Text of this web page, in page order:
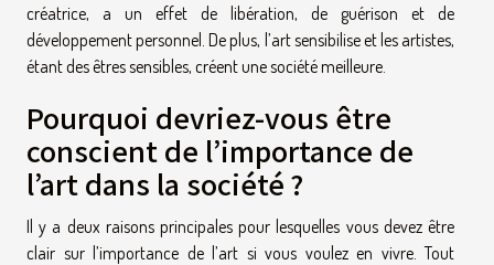
créatrice, a un effet de libération, de guérison et de
développement personnel. De plus, l’art sensibilise et les artistes,
étant des êtres sensibles, créent une société meilleure.
Pourquoi devriez-vous être
conscient de l’importance de
l’art dans la société ?
Il y a deux raisons principales pour lesquelles vous devez être
clair sur l’importance de l’art si vous voulez en vivre. Tout